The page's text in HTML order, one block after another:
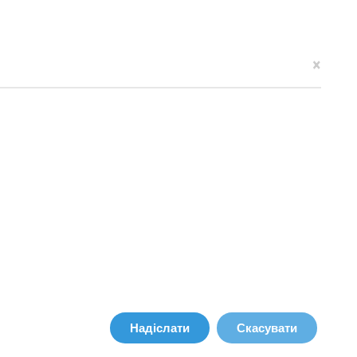
×
Надіслати Скасувати